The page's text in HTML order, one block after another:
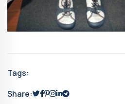
Tags:
Share: